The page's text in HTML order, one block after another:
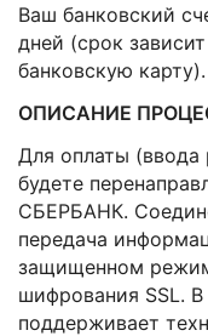
Ваш банковский
дней (срок
банковскую карту).
ОПИСАНИЕ
Для оплаты
будете
СБЕРБАНК.
передача
защищенном
шифрования SSL.
поддерживает